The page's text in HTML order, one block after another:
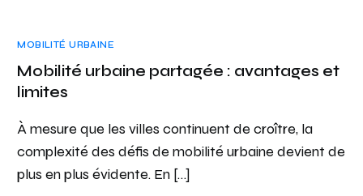
MOBILITÉ URBAINE
Mobilité urbaine partagée : avantages et
limites
À mesure que les villes continuent de croître, la
complexité des défis de mobilité urbaine devient de
plus en plus évidente. En […]